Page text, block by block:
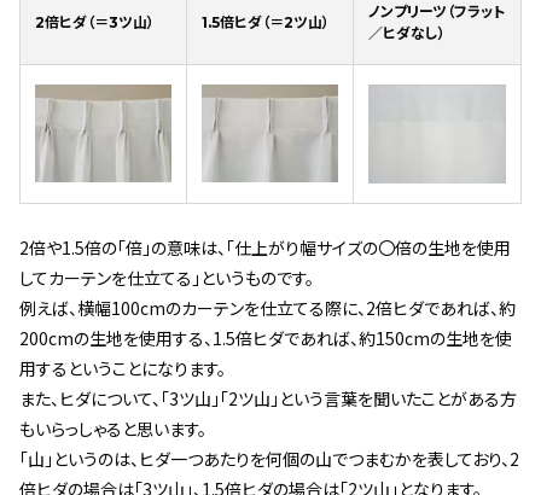
2倍ヒダ（＝3ツ山） 1.5倍ヒダ（＝2ツ山）
ノンプリーツ（フラット
／ヒダなし）
2倍や1.5倍の「倍」の意味は、「仕上がり幅サイズの〇倍の生地を使用
してカーテンを仕立てる」というものです。
例えば、横幅100cmのカーテンを仕立てる際に、2倍ヒダであれば、約
200cmの生地を使用する、1.5倍ヒダであれば、約150cmの生地を使
用するということになります。
また、ヒダについて、「3ツ山」「2ツ山」という言葉を聞いたことがある方
もいらっしゃると思います。
「山」というのは、ヒダ一つあたりを何個の山でつまむかを表しており、2
倍ヒダの場合は「3ツ山」、1.5倍ヒダの場合は「2ツ山」となります。